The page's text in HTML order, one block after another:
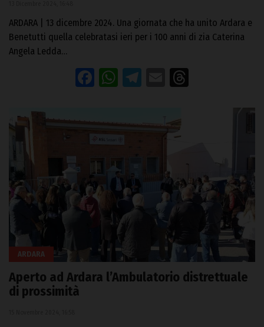
ARDARA | 13 dicembre 2024. Una giornata che ha unito Ardara e
Benetutti quella celebratasi ieri per i 100 anni di zia Caterina
Angela Ledda…
Facebook
WhatsApp
Telegram
Email
ARDARA
Aperto ad Ardara l’Ambulatorio distrettuale
di prossimità